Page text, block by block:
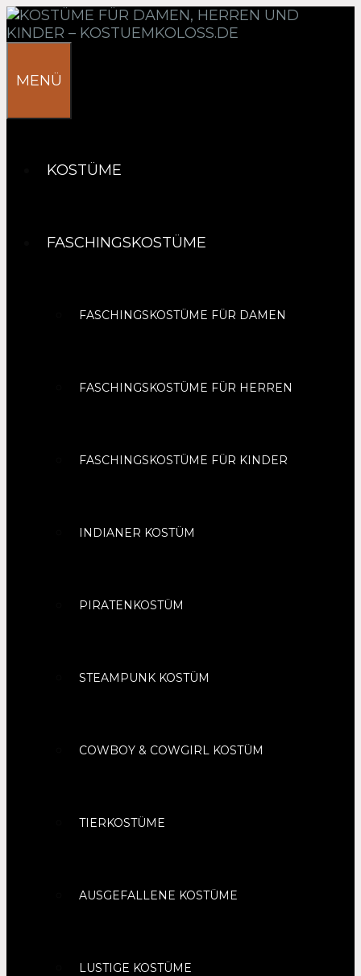
Springe
zum
MENÜ
KOSTÜME
FASCHINGSKOSTÜME
FASCHINGSKOSTÜME FÜR DAMEN
FASCHINGSKOSTÜME FÜR HERREN
FASCHINGSKOSTÜME FÜR KINDER
INDIANER KOSTÜM
PIRATENKOSTÜM
STEAMPUNK KOSTÜM
COWBOY & COWGIRL KOSTÜM
TIERKOSTÜME
AUSGEFALLENE KOSTÜME
LUSTIGE KOSTÜME